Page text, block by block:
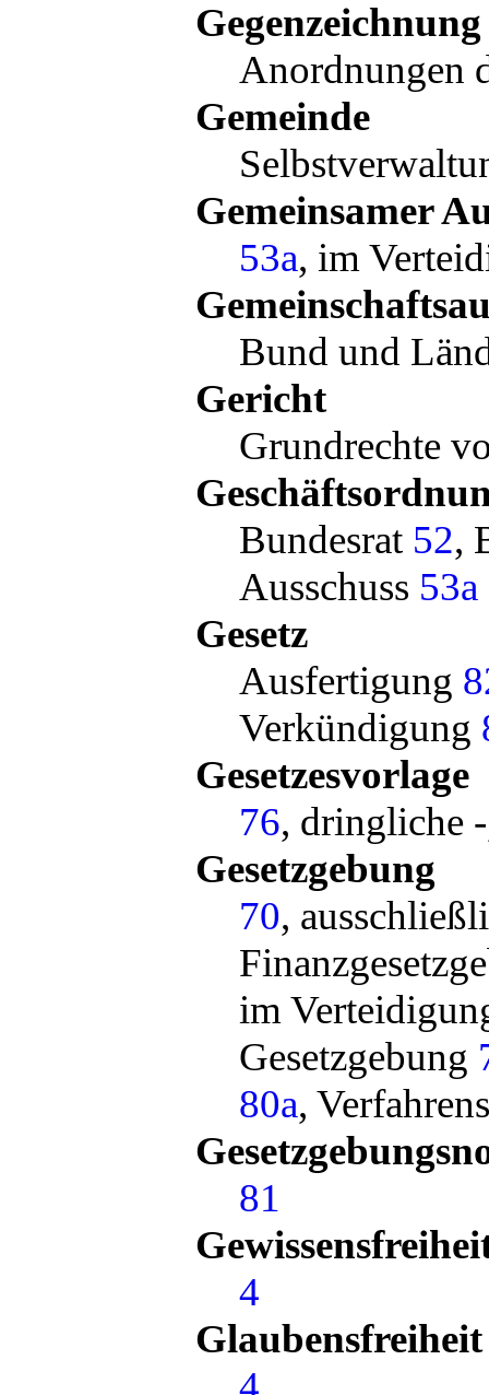
Gegenzeichnung
Anordnungen
Gemeinde
Gemeinsamer
53a, im
Bund und
Gericht
Grundrechte
Bundesrat 52,
Ausschuss 53a
Gesetz
Ausfertigung
Verkündigung
Gesetzesvorlage
76, dringliche
Gesetzgebung
70,
im
Gesetzgebung
80a,
81
4
Glaubensfreiheit
4